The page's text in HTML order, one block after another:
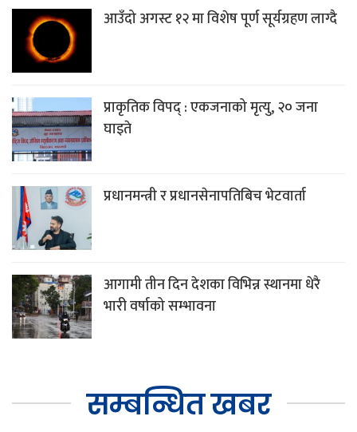
आउँदो अगस्ट १२ मा विशेष पूर्ण सूर्यग्रहण लाग्दै
प्राकृतिक विपद् : एकजनाको मृत्यु, २० जना
घाइते
प्रधानमन्त्री र प्रधानसेनापतिबिच भेटवार्ता
आगामी तीन दिन देशका विभिन्न स्थानमा धेरै
भारी वर्षाको सम्भावना
सम्बन्धित खबर